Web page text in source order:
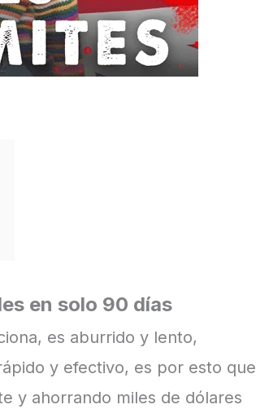
en solo 90 días
es aburrido y lento,
y efectivo, es por esto que
y ahorrando miles de dólares